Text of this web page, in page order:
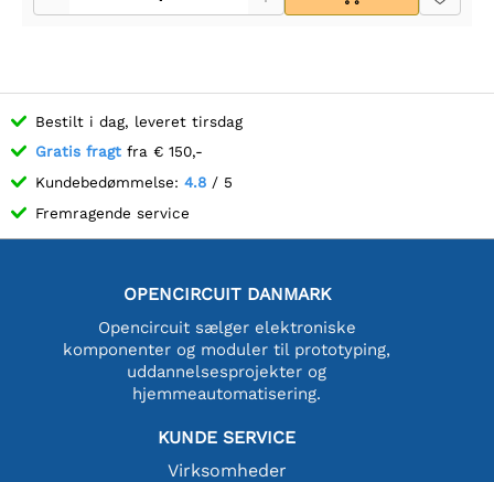
Bestilt i dag, leveret tirsdag
Gratis fragt fra € 150,-
Kundebedømmelse: 4.8 / 5
Fremragende service
OPENCIRCUIT DANMARK
Opencircuit sælger elektroniske
komponenter og moduler til prototyping,
uddannelsesprojekter og
hjemmeautomatisering.
KUNDE SERVICE
Virksomheder